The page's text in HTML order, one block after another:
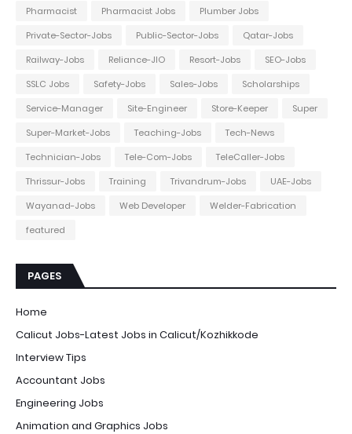
Pharmacist
Pharmacist Jobs
Plumber Jobs
Private-Sector-Jobs
Public-Sector-Jobs
Qatar-Jobs
Railway-Jobs
Reliance-JIO Resort-Jobs
SEO-Jobs
SSLC Jobs
Safety-Jobs Sales-Jobs
Scholarships
Service-Manager
Site-Engineer Store-Keeper
Super
Super-Market-Jobs
Teaching-Jobs
Tech-News
Technician-Jobs
Tele-Com-Jobs
TeleCaller-Jobs
Thrissur-Jobs
Training Trivandrum-Jobs
UAE-Jobs
Wayanad-Jobs
Web Developer
Welder-Fabrication
featured
PAGES
Home
Calicut Jobs-Latest Jobs in Calicut/Kozhikkode
Interview Tips
Accountant Jobs
Engineering Jobs
Animation and Graphics Jobs